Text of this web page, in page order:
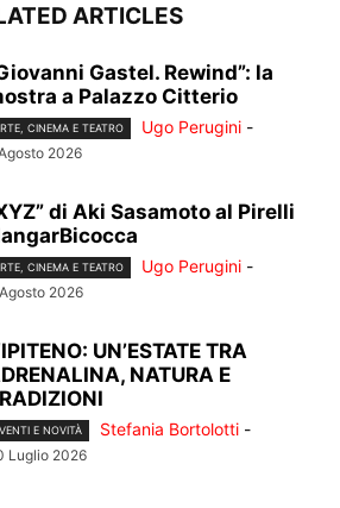
ARTICLES
Gastel. Rewind”: la
a Palazzo Citterio
CINEMA E TEATRO Ugo Perugini -
2026
di Aki Sasamoto al Pirelli
CINEMA E TEATRO Ugo Perugini -
2026
UN’ESTATE TRA
NATURA E
E NOVITÀ Stefania Bortolotti -
Luglio 2026